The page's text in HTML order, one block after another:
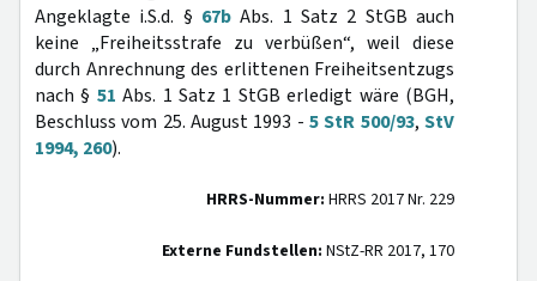
Angeklagte i.S.d. § 67b Abs. 1 Satz 2 StGB auch
keine „Freiheitsstrafe zu verbüßen“, weil diese
durch Anrechnung des erlittenen Freiheitsentzugs
nach § 51 Abs. 1 Satz 1 StGB erledigt wäre (BGH,
Beschluss vom 25. August 1993 - 5 StR 500/93,StV
1994, 260).
HRRS-Nummer: HRRS 2017 Nr. 229
Externe Fundstellen: NStZ-RR 2017, 170